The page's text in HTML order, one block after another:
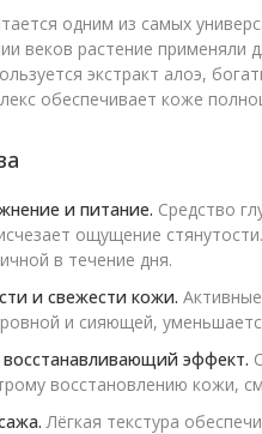
одним из самых
веков растение применяли
экстракт алоэ,
обеспечивает коже
и питание. Средство
ощущение
в течение дня.
и свежести кожи.
и сияющей,
эффект.
восстановлению кожи,
Лёгкая текстура